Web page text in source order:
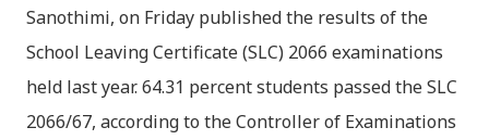
Sanothimi, on Friday published the results of the
School Leaving Certificate (SLC) 2066 examinations
held last year. 64.31 percent students passed the SLC
2066/67, according to the Controller of Examinations